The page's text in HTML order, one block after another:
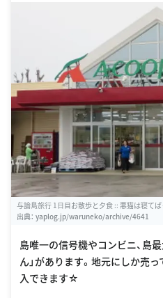
与論島旅行 1日目お散歩と夕食 :: 悪猫は寝て
出典： yaplog.jp/waruneko/archive/4641
島唯一の信号機やコンビニ、島
ん」があります。地元にしか売
入できます☆